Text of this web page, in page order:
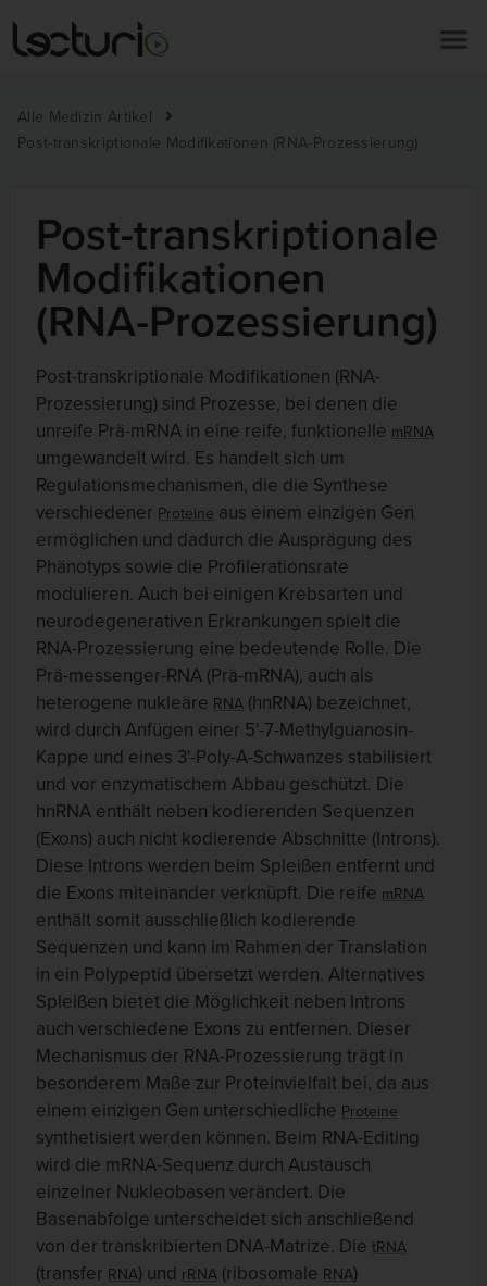
Alle Medizin Artikel
Post-transkriptionale Modifikationen (RNA-Prozessierung)
Post-transkriptionale
Modifikationen
(RNA-Prozessierung)
Post-transkriptionale Modifikationen (RNA-
Prozessierung) sind Prozesse, bei denen die
unreife Prä-mRNA in eine reife, funktionelle mRNA
umgewandelt wird. Es handelt sich um
Regulationsmechanismen, die die Synthese
verschiedener Proteine aus einem einzigen Gen
ermöglichen und dadurch die Ausprägung des
Phänotyps sowie die Profilerationsrate
modulieren. Auch bei einigen Krebsarten und
neurodegenerativen Erkrankungen spielt die
RNA-Prozessierung eine bedeutende Rolle. Die
Prä-messenger-RNA (Prä-mRNA), auch als
heterogene nukleäre RNA (hnRNA) bezeichnet,
wird durch Anfügen einer 5'-7-Methylguanosin-
Kappe und eines 3'-Poly-A-Schwanzes stabilisiert
und vor enzymatischem Abbau geschützt. Die
hnRNA enthält neben kodierenden Sequenzen
(Exons) auch nicht kodierende Abschnitte (Introns).
Diese Introns werden beim Spleißen entfernt und
die Exons miteinander verknüpft. Die reife mRNA
enthält somit ausschließlich kodierende
Sequenzen und kann im Rahmen der Translation
in ein Polypeptid übersetzt werden. Alternatives
Spleißen bietet die Möglichkeit neben Introns
auch verschiedene Exons zu entfernen. Dieser
Mechanismus der RNA-Prozessierung trägt in
besonderem Maße zur Proteinvielfalt bei, da aus
einem einzigen Gen unterschiedliche Proteine
synthetisiert werden können. Beim RNA-Editing
wird die mRNA-Sequenz durch Austausch
einzelner Nukleobasen verändert. Die
Basenabfolge unterscheidet sich anschließend
von der transkribierten DNA-Matrize. Die tRNA
(transfer RNA) und rRNA (ribosomale RNA)